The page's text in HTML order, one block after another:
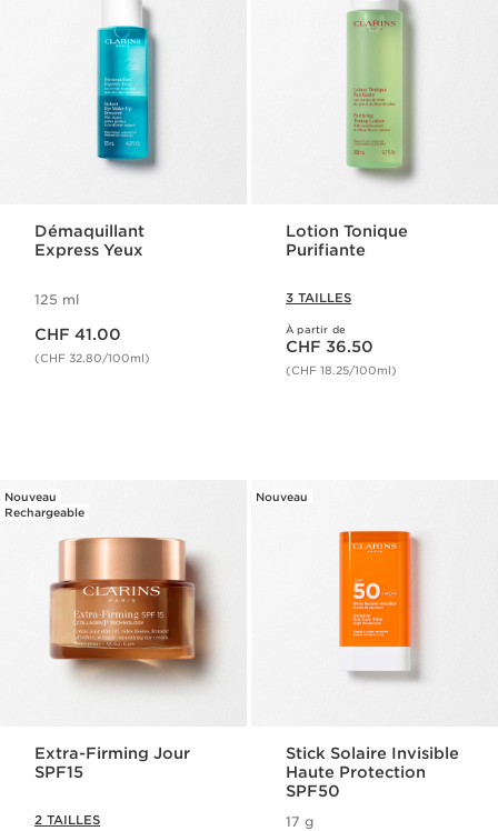
Démaquillant
Express Yeux
125 ml
CHF 41.00
(CHF 32.80/100ml)
Lotion Tonique
Purifiante
3 TAILLES
À partir de
Nouveau prix CHF 36.50
CHF 36.50
(CHF 18.25/100ml)
Nouveau
Rechargeable
Extra-Firming Jour
SPF15
2 TAILLES
Nouveau
Stick Solaire Invisible
Haute Protection
SPF50
17 g